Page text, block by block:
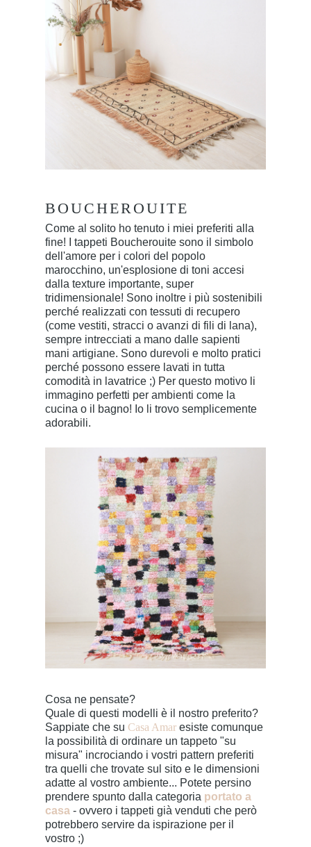
BOUCHEROUITE
Come al solito ho tenuto i miei preferiti alla
fine! I tappeti Boucherouite sono il simbolo
dell'amore per i colori del popolo
marocchino, un'esplosione di toni accesi
dalla texture importante, super
tridimensionale! Sono inoltre i più sostenibili
perché realizzati con tessuti di recupero
(come vestiti, stracci o avanzi di fili di lana),
sempre intrecciati a mano dalle sapienti
mani artigiane. Sono durevoli e molto pratici
perché possono essere lavati in tutta
comodità in lavatrice ;) Per questo motivo li
immagino perfetti per ambienti come la
cucina o il bagno! Io li trovo semplicemente
adorabili.
Cosa ne pensate?
Quale di questi modelli è il nostro preferito?
Sappiate che su Casa Amar esiste comunque
la possibilità di ordinare un tappeto "su
misura" incrociando i vostri pattern preferiti
tra quelli che trovate sul sito e le dimensioni
adatte al vostro ambiente... Potete persino
prendere spunto dalla categoria portato a
casa - ovvero i tappeti già venduti che però
potrebbero servire da ispirazione per il
vostro ;)